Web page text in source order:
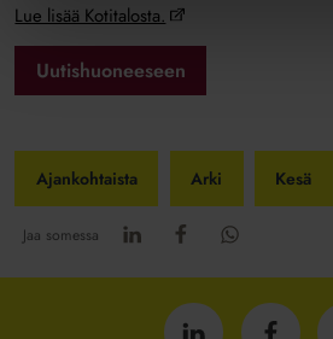
Lue lisää Kotitalosta.
Uutishuoneeseen
Ajankohtaista Arki Kesä
Jaa somessa